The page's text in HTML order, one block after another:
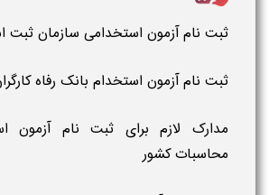
ثبت نام آزمون استخدامی سازمان ثبت
ثبت نام آزمون استخدام بانک رفاه
مدارک لازم برای ثبت نام آزمون
محاسبات کشور